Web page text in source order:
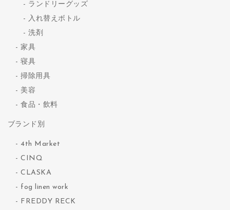
ランドリーグッズ
入れ替えボトル
洗剤
家具
寝具
掃除用具
美容
食品・飲料
ブランド別
4th Market
CINQ
CLASKA
fog linen work
FREDDY RECK